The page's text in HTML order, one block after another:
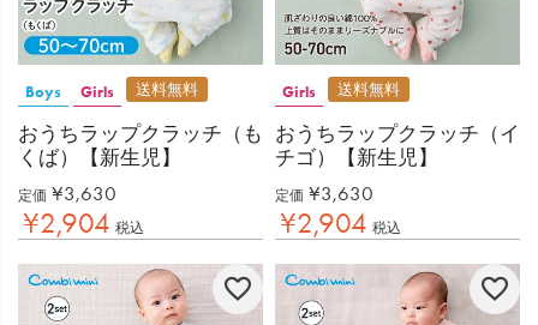
Boys Girls 送料無料
おうちラップクラッチ（も
くば）【新生児】
定価 ¥3,630
¥2,904 税込
Girls 送料無料
おうちラップクラッチ（イ
チゴ）【新生児】
定価 ¥3,630
¥2,904 税込